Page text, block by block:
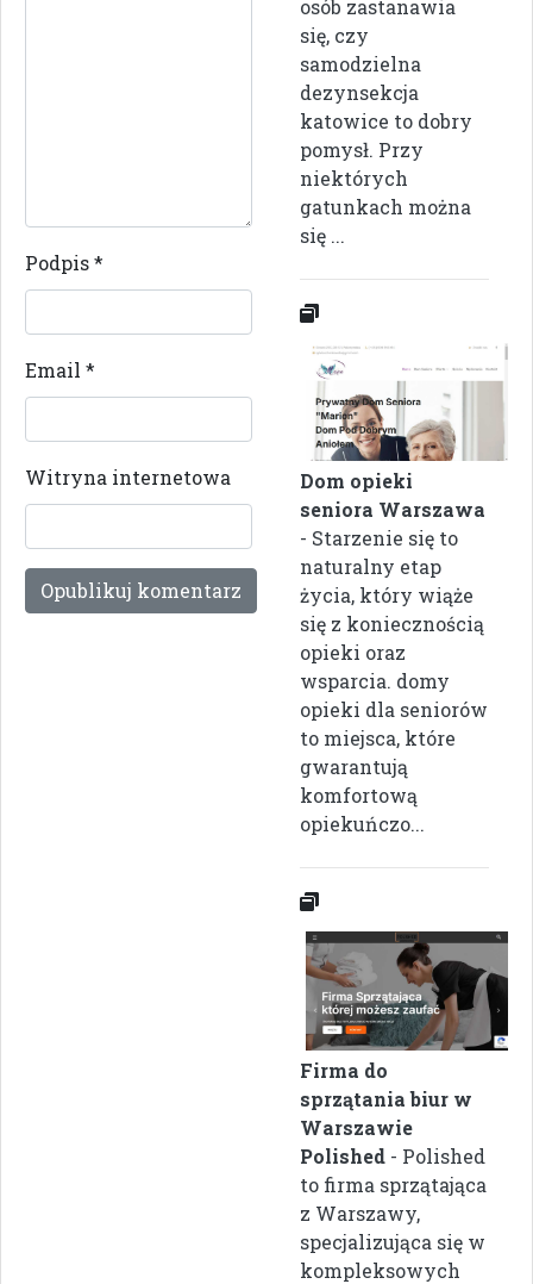
Podpis*
Email *
Witryna internetowa
osób zastanawia
się, czy
samodzielna
dezynsekcja
katowice to dobry
pomysł. Przy
niektórych
gatunkach można
się ...
Dom opieki
seniora Warszawa
- Starzenie się to
naturalny etap
życia, który wiąże
się z koniecznością
opieki oraz
wsparcia. domy
opieki dla seniorów
to miejsca, które
gwarantują
komfortową
opiekuńczo...
Firma do
sprzątania biur w
Warszawie
Polished - Polished
to firma sprzątająca
z Warszawy,
specjalizująca się w
kompleksowych